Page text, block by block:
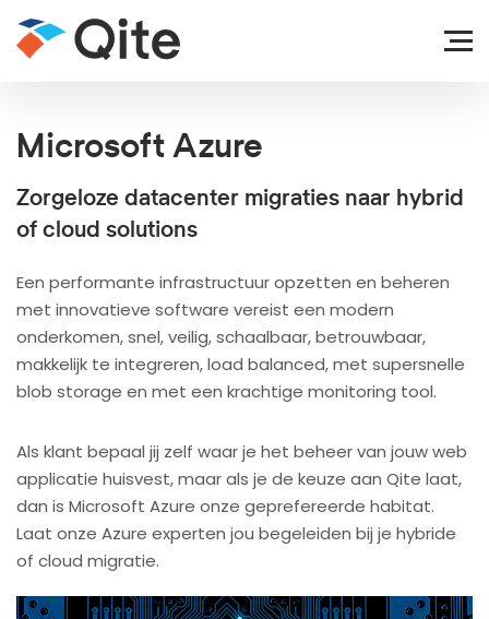
Microsoft Azure
Zorgeloze datacenter migraties naar hybrid
of cloud solutions
Een performante infrastructuur opzetten en beheren
met innovatieve software vereist een modern
onderkomen, snel, veilig, schaalbaar, betrouwbaar,
makkelijk te integreren, load balanced, met supersnelle
blob storage en met een krachtige monitoring tool.
Als klant bepaal jij zelf waar je het beheer van jouw web
applicatie huisvest, maar als je de keuze aan Qite laat,
dan is Microsoft Azure onze geprefereerde habitat.
Laat onze Azure experten jou begeleiden bij je hybride
of cloud migratie.